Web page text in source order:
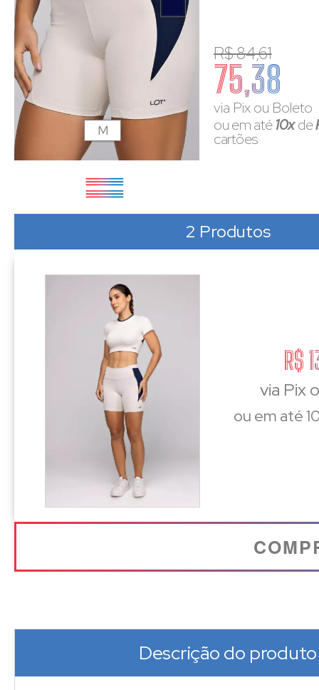
R$ 84,61
75,38
via Pix ou Boleto
ou em até10xde
cartões
M
2 Produtos
R$
via Pix
ou em até
Descrição do produto